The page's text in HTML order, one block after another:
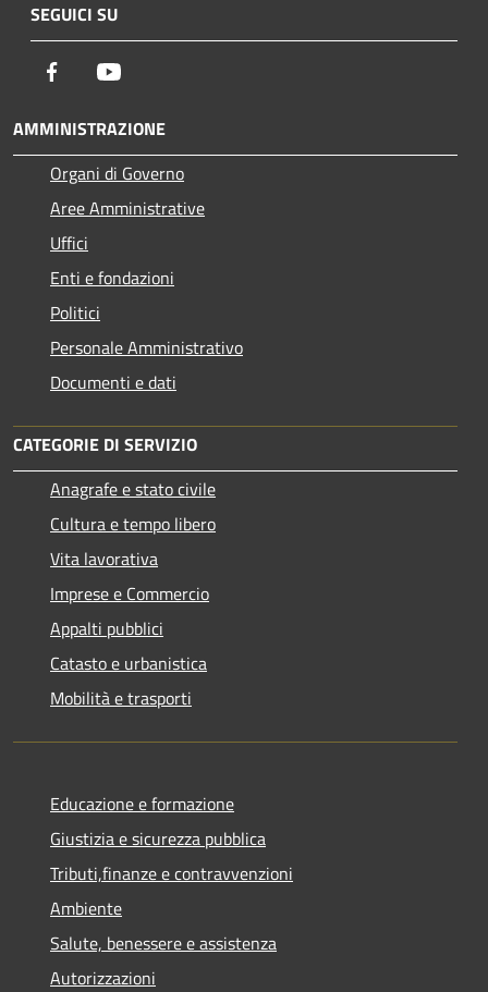
SEGUICI SU
Facebook
AMMINISTRAZIONE
Organi di Governo
Aree Amministrative
Uffici
Enti e fondazioni
Politici
Personale Amministrativo
Documenti e dati
CATEGORIE DI SERVIZIO
Anagrafe e stato civile
Cultura e tempo libero
Vita lavorativa
Imprese e Commercio
Appalti pubblici
Catasto e urbanistica
Mobilità e trasporti
Educazione e formazione
Giustizia e sicurezza pubblica
Tributi,finanze e contravvenzioni
Ambiente
Salute, benessere e assistenza
Autorizzazioni